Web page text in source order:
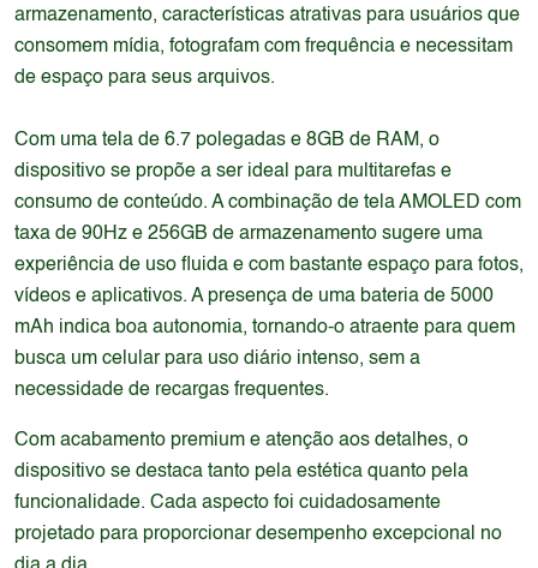
armazenamento, características atrativas para usuários que
consomem mídia, fotografam com frequência e necessitam
de espaço para seus arquivos.
Com uma tela de 6.7 polegadas e 8GB de RAM, o
dispositivo se propõe a ser ideal para multitarefas e
consumo de conteúdo. A combinação de tela AMOLED com
taxa de 90Hz e 256GB de armazenamento sugere uma
experiência de uso fluida e com bastante espaço para fotos,
vídeos e aplicativos. A presença de uma bateria de 5000
mAh indica boa autonomia, tornando-o atraente para quem
busca um celular para uso diário intenso, sem a
necessidade de recargas frequentes.
Com acabamento premium e atenção aos detalhes, o
dispositivo se destaca tanto pela estética quanto pela
funcionalidade. Cada aspecto foi cuidadosamente
projetado para proporcionar desempenho excepcional no